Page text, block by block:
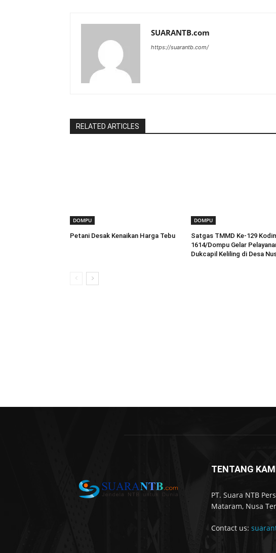
SUARANTB.com
https://suarantb.com/
RELATED ARTICLES
DOMPU
Petani Desak Kenaikan Harga Tebu
DOMPU
Satgas TMMD Ke-129
1614/Dompu Gelar
Dukcapil Keliling di Desa
TENTANG
PT. Suara NTB
Mataram, Nusa
Contact us: